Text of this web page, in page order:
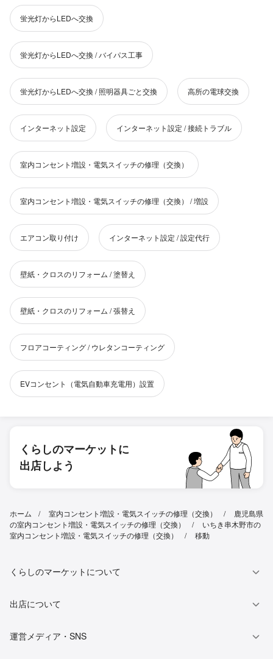
蛍光灯からLEDへ交換
蛍光灯からLEDへ交換 / バイパス工事
蛍光灯からLEDへ交換 / 照明器具ごと交換 高所の電球交換
インターネット設定 インターネット設定 / 接続トラブル
室内コンセント増設・電気スイッチの修理（交換）
室内コンセント増設・電気スイッチの修理（交換） / 増設
エアコン取り付け インターネット設定 / 設定代行
壁紙・クロスのリフォーム / 塗替え
壁紙・クロスのリフォーム / 張替え
フロアコーティング / ウレタンコーティング
EVコンセント（電気自動車充電用）設置
くらしのマーケットに
出店しよう
ホーム 室内コンセント増設・電気スイッチの修理（交換）
鹿児島県
の室内コンセント増設・電気スイッチの修理（交換）
いちき串木野市の
室内コンセント増設・電気スイッチの修理（交換）
移動
くらしのマーケットについて
出店について
運営メディア・SNS